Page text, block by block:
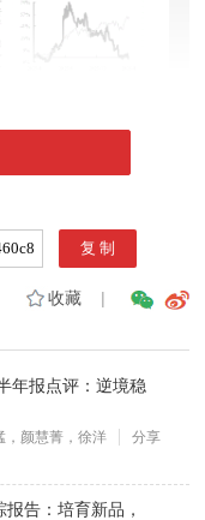
收藏|
年报点评：逆境稳
，颜慧菁，徐洋
分享
告：培育新品，